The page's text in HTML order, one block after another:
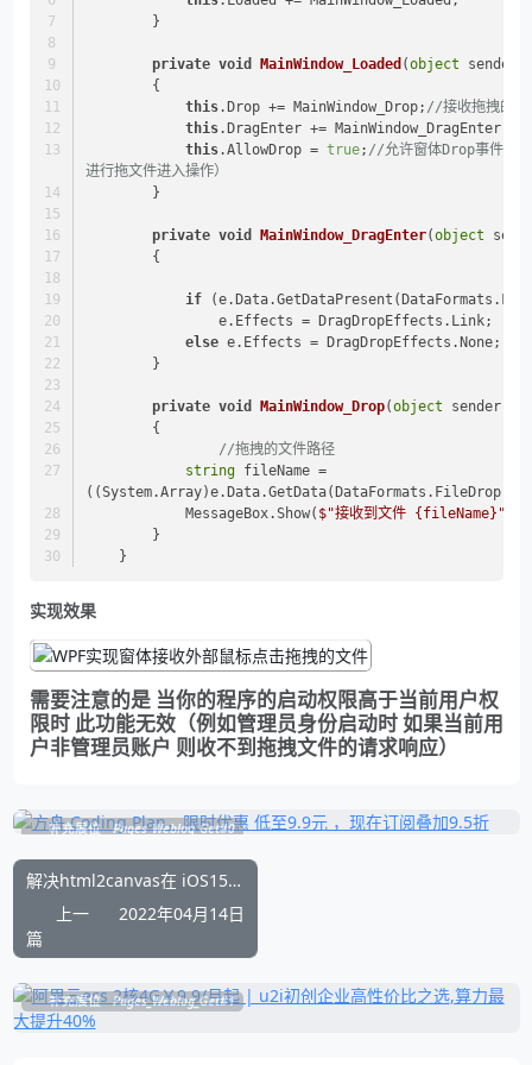
        }
private void MainWindow_Loaded (object sender,
        {
this.Drop += MainWindow_Drop; //接收拖拽的文
this.DragEnter += MainWindow_DragEnter;
this.AllowDrop = true; //允许窗体Drop事件 注
进行拖文件进入操作）
        }
private void MainWindow_DragEnter(object
        {
if
                e.Effects = DragDropEffects.Link;
else e.Effects = DragDropEffects.None;
        }
private void MainWindow_Drop(object sender,
        {
//拖拽的文件路径
string fileName =
            MessageBox.Show(
$"接收到文件 {fileName} "
        }
    }
实现效果
需要注意的是 当你的程序的启动权限高于当前用户权
限时 此功能无效（例如管理员身份启动时 如果当前用
户非管理员账户 则收不到拖拽文件的请求响应）
补充展位 Pages_Weblog_Get#0
解决html2canvas在 iOS15系统浏览器中截图后自动刷新页面问题
上一
篇
2022年04月14日
补充展位 Pages_Weblog_Get#1